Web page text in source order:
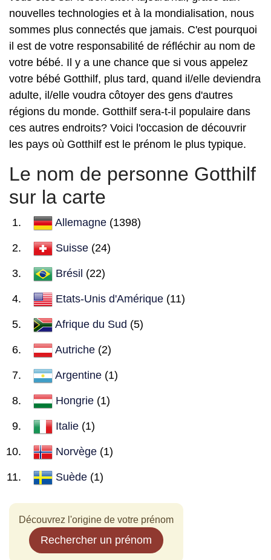
nouvelles technologies et à la mondialisation, nous
sommes plus connectés que jamais. C'est pourquoi
il est de votre responsabilité de réfléchir au nom de
votre bébé. Il y a une chance que si vous appelez
votre bébé Gotthilf, plus tard, quand il/elle deviendra
adulte, il/elle voudra côtoyer des gens d'autres
régions du monde. Gotthilf sera-t-il populaire dans
ces autres endroits? Voici l'occasion de découvrir
les pays où Gotthilf est le prénom le plus typique.
Le nom de personne Gotthilf
sur la carte
Allemagne (1398)
Suisse (24)
Brésil (22)
Etats-Unis d'Amérique (11)
Afrique du Sud (5)
Autriche (2)
Argentine (1)
Hongrie (1)
Italie (1)
Norvège (1)
Suède (1)
Découvrez l'origine de votre prénom
Rechercher un prénom